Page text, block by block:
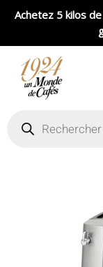
Achetez 5 kilos
produits